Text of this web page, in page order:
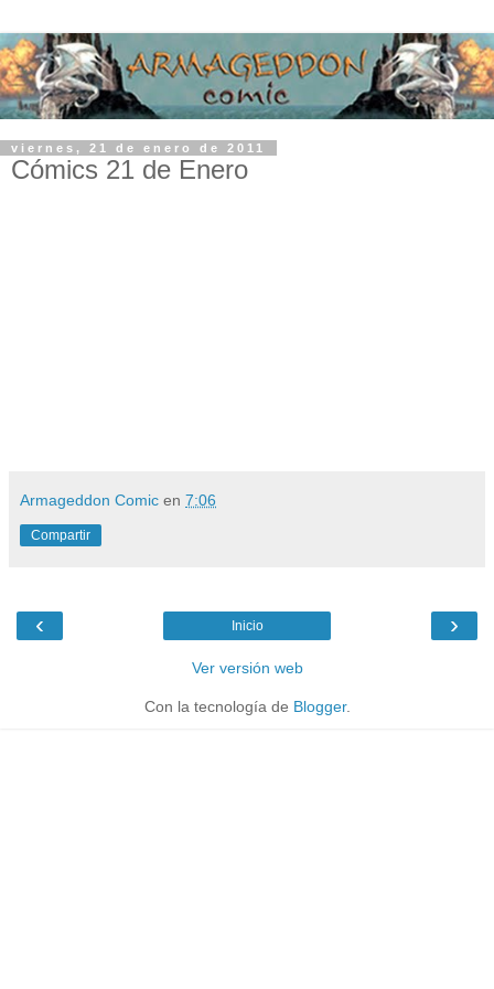
viernes, 21 de enero de 2011
Cómics 21 de Enero
Armageddon Comic en 7:06
Compartir
‹ ›
Inicio
Ver versión web
Con la tecnología de Blogger.